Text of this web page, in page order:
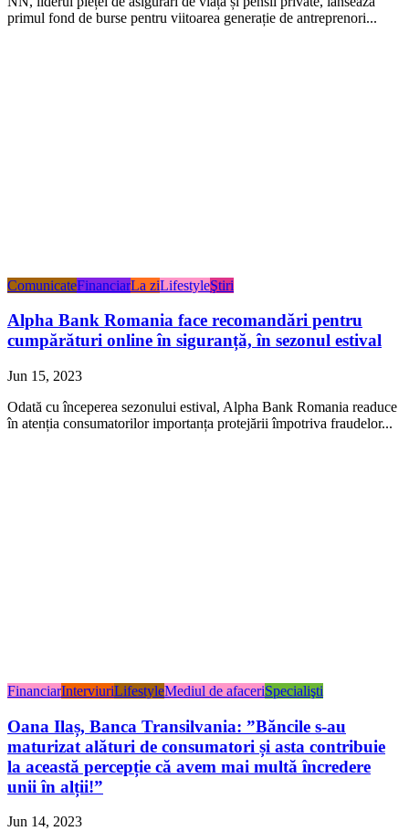
primul fond de burse pentru viitoarea generație de antreprenori...
ComunicateFinanciarLa ziLifestyleŞtiri
Alpha Bank Romania face recomandări pentru
cumpărături online în siguranță, în sezonul estival
Jun 15, 2023
Odată cu începerea sezonului estival, Alpha Bank Romania readuce
în atenția consumatorilor importanța protejării împotriva fraudelor...
FinanciarInterviuriLifestyleMediul de afaceriSpecialişti
Oana Ilaș, Banca Transilvania: ”Băncile s-au
maturizat alături de consumatori și asta contribuie
la această percepție că avem mai multă încredere
unii în alții!”
Jun 14, 2023